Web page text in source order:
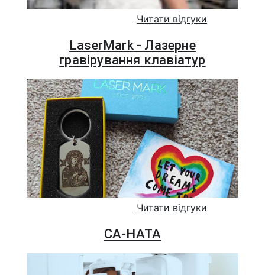
Читати відгуки
LaserMark - Лазерне
гравірування клавіатур
Читати відгуки
СА-НАТА